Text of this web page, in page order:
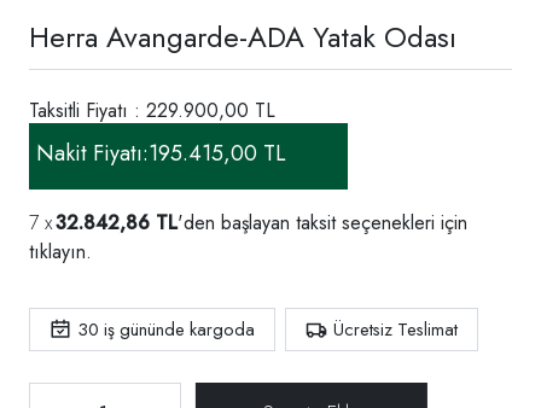
Herra Avangarde-ADA Yatak Odası
Taksitli Fiyatı : 229.900,00 TL
Nakit Fiyatı:195.415,00 TL
32.842,86 TL'den başlayan taksit seçenekleri için
tıklayın.
30 iş gününde kargoda Ücretsiz Teslimat